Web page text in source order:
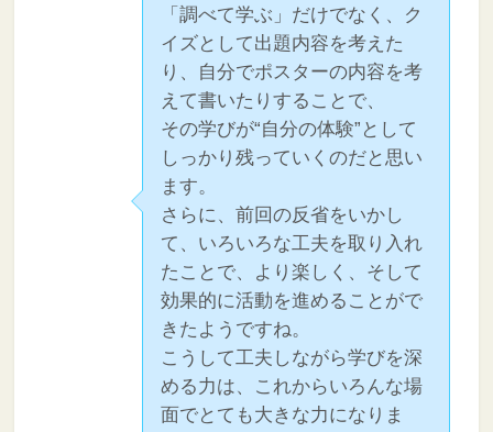
「調べて学ぶ」だけでなく、ク
イズとして出題内容を考えた
り、自分でポスターの内容を考
えて書いたりすることで、
その学びが“自分の体験”として
しっかり残っていくのだと思い
ます。
さらに、前回の反省をいかし
て、いろいろな工夫を取り入れ
たことで、より楽しく、そして
効果的に活動を進めることがで
きたようですね。
こうして工夫しながら学びを深
める力は、これからいろんな場
面でとても大きな力になりま